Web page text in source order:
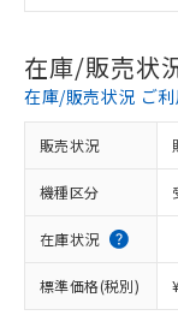
在庫/販売状
在庫/販売状況 ご
販売状況
機種区分
在庫状況
標準価格(税別)